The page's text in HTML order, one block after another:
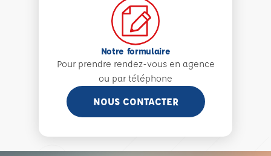
Notre formulaire
Pour prendre rendez-vous en agence
ou par téléphone
NOUS CONTACTER